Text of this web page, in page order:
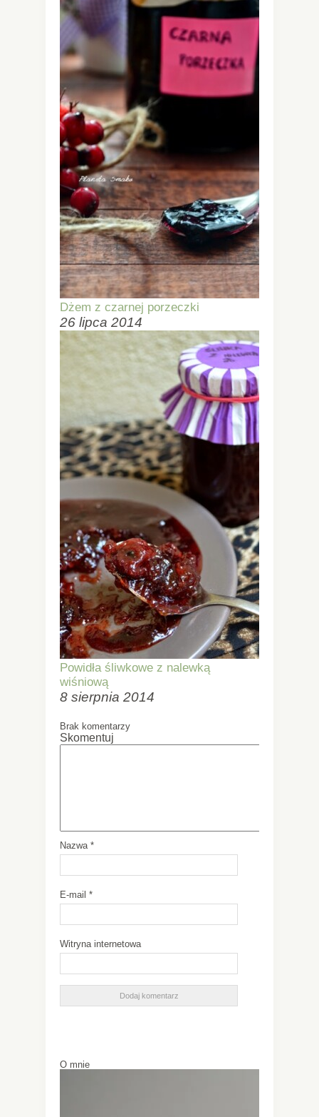
Dżem z czarnej porzeczki
26 lipca 2014
Powidła śliwkowe z nalewką
wiśniową
8 sierpnia 2014
Brak komentarzy
Skomentuj
Nazwa *
E-mail *
Witryna internetowa
O mnie